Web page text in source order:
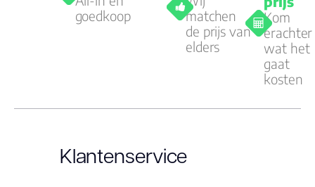
goedkoop
matchen
de prijs van
elders
Kom
erachter
wat het
gaat
kosten
Klantenservice